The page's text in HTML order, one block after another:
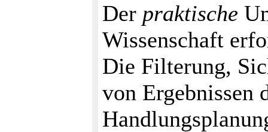
Der praktische
Wissenschaft
Die Filterung,
von Ergebnissen